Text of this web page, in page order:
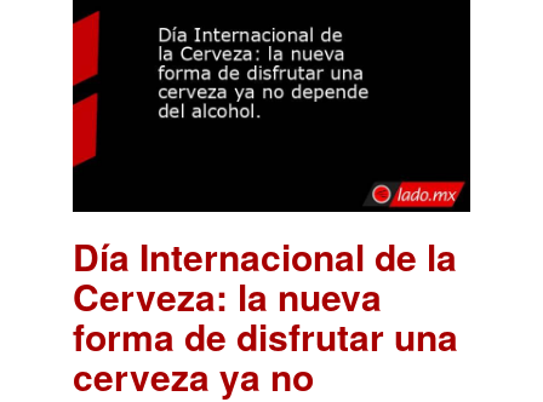
Día Internacional de la
Cerveza: la nueva
forma de disfrutar una
cerveza ya no